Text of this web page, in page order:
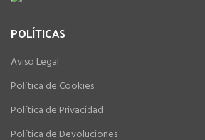
POLÍTICAS
Aviso Legal
Política de Cookies
Política de Privacidad
Política de Devoluciones